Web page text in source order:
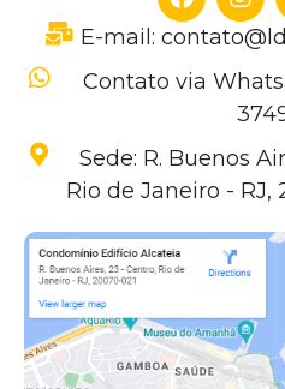
E-mail:
Contato via
Sede: R. Buenos
Rio de Janeiro - RJ,